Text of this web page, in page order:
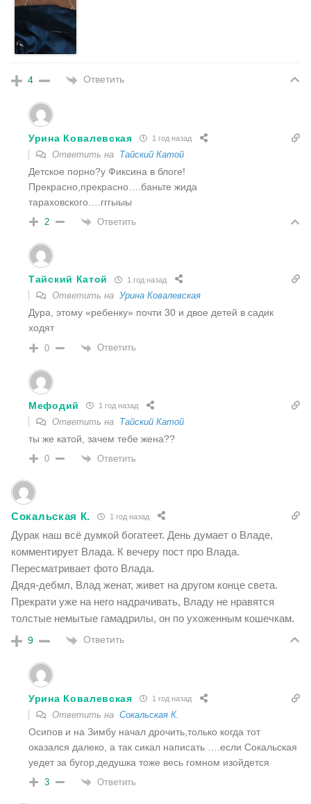
4 Ответить
Урина Ковалевская 1 год назад
Ответить на Тайский Катой
Детское порно?у Фиксина в блоге!
Прекрасно,прекрасно….баньте жида
тараховского….гггыыы
2 Ответить
Тайский Катой 1 год назад
Ответить на Урина Ковалевская
Дура, этому «ребенку» почти 30 и двое детей в садик
ходят
0 Ответить
Мефодий 1 год назад
Ответить на Тайский Катой
ты же катой, зачем тебе жена??
0 Ответить
Сокальская К. 1 год назад
Дурак наш всё думкой богатеет. День думает о Владе,
комментирует Влада. К вечеру пост про Влада.
Пересматривает фото Влада.
Дядя-дебмл, Влад женат, живет на другом конце света.
Прекрати уже на него надрачивать, Владу не нравятся
толстые немытые гамадрилы, он по ухоженным кошечкам.
9 Ответить
Урина Ковалевская 1 год назад
Ответить на Сокальская К.
Осипов и на Зимбу начал дрочить,только когда тот
оказался далеко, а так сикал написать ….если Сокальская
уедет за бугор,дедушка тоже весь гомном изойдется
3 Ответить